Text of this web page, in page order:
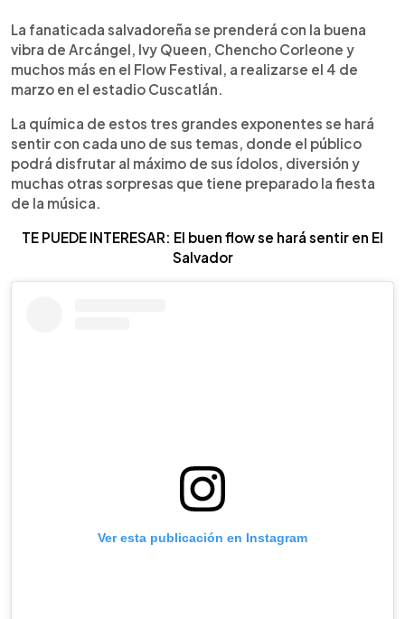
► Escuchar artículo
La fanaticada salvadoreña se prenderá con la buena
vibra de Arcángel, Ivy Queen, Chencho Corleone y
muchos más en el Flow Festival, a realizarse el 4 de
marzo en el estadio Cuscatlán.
La química de estos tres grandes exponentes se hará
sentir con cada uno de sus temas, donde el público
podrá disfrutar al máximo de sus ídolos, diversión y
muchas otras sorpresas que tiene preparado la fiesta
de la música.
TE PUEDE INTERESAR: El buen flow se hará sentir en El
Salvador
Ver esta publicación en Instagram